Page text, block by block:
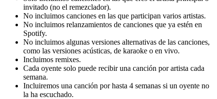
invitado (no el remezclador).
No incluimos canciones en las que participan varios artistas.
No incluimos relanzamientos de canciones que ya estén en
Spotify.
No incluimos algunas versiones alternativas de las canciones,
como las versiones acústicas, de karaoke o en vivo.
Incluimos remixes.
Cada oyente solo puede recibir una canción por artista cada
semana.
Incluiremos una canción por hasta 4 semanas si un oyente no
la ha escuchado.